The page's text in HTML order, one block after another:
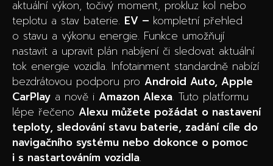
aktuální výkon, točivý moment, prokluz kol nebo
teplotu a stav baterie. EV – kompletní přehled
o stavu a výkonu energie. Funkce umožňují
nastavit a upravit plán nabíjení či sledovat aktuální
tok energie vozidla. Infotainment standardně nabízí
bezdrátovou podporu pro Android Auto, Apple
CarPlay a nově i Amazon Alexa. Tuto platformu
lépe řečeno Alexu můžete požádat o nastavení
teploty, sledování stavu baterie, zadání cíle do
navigačního systému nebo dokonce o pomoc
i s nastartováním vozidla.